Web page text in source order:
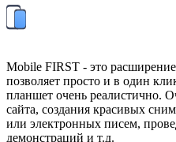
Mobile FIRST - это
позволяет просто и в один
планшет очень реалистично.
сайта, создания красивых
или электронных писем,
демонстраций и т.д.